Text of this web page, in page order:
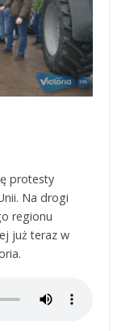
protesty
Na drogi
regionu
już teraz w